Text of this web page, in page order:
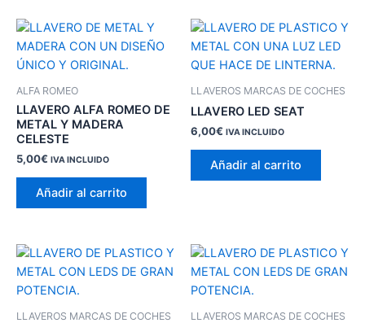
ALFA ROMEO
LLAVERO ALFA ROMEO DE
METAL Y MADERA
CELESTE
5,00€ IVA INCLUIDO
Añadir al carrito
LLAVEROS MARCAS DE COCHES
LLAVERO LED SEAT
6,00€ IVA INCLUIDO
Añadir al carrito
LLAVEROS MARCAS DE COCHES LLAVEROS MARCAS DE COCHES